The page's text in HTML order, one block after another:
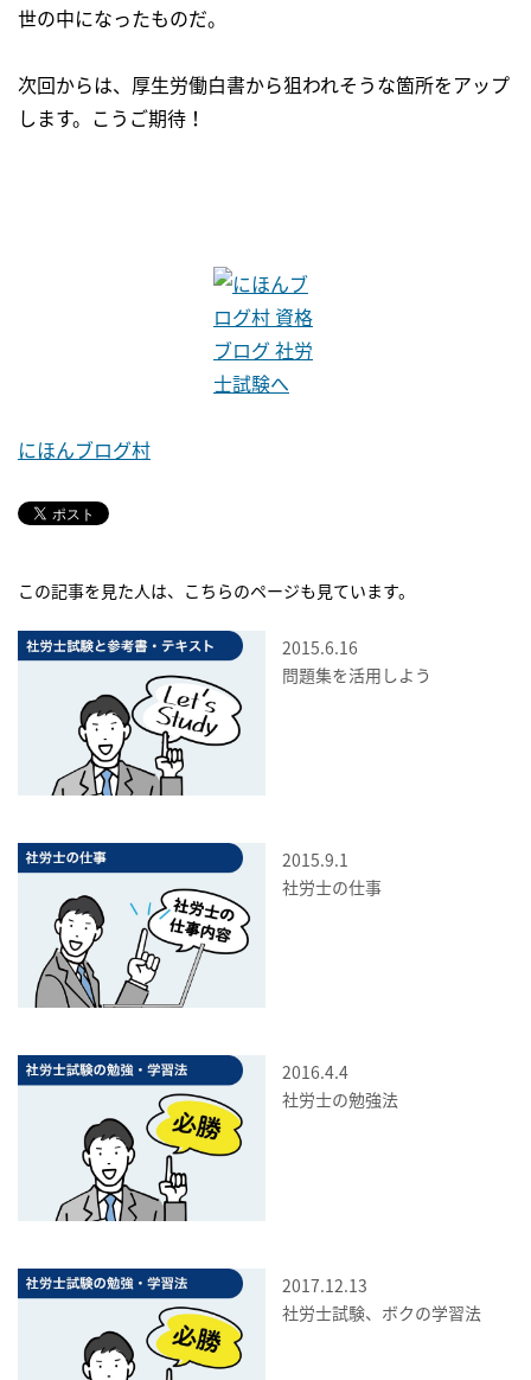
世の中になったものだ。
次回からは、厚生労働白書から狙われそうな箇所をアップ
します。こうご期待！
にほんブログ村
この記事を見た人は、こちらのページも見ています。
2015.6.16
問題集を活用しよう
2015.9.1
社労士の仕事
2016.4.4
社労士の勉強法
2017.12.13
社労士試験、ボクの学習法